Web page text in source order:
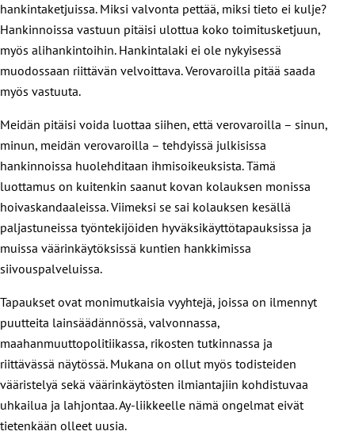
hankintaketjuissa. Miksi valvonta pettää, miksi tieto ei kulje?
Hankinnoissa vastuun pitäisi ulottua koko toimitusketjuun,
myös alihankintoihin. Hankintalaki ei ole nykyisessä
muodossaan riittävän velvoittava. Verovaroilla pitää saada
myös vastuuta.
Meidän pitäisi voida luottaa siihen, että verovaroilla – sinun,
minun, meidän verovaroilla – tehdyissä julkisissa
hankinnoissa huolehditaan ihmisoikeuksista. Tämä
luottamus on kuitenkin saanut kovan kolauksen monissa
hoivaskandaaleissa. Viimeksi se sai kolauksen kesällä
paljastuneissa työntekijöiden hyväksikäyttötapauksissa ja
muissa väärinkäytöksissä kuntien hankkimissa
siivouspalveluissa.
Tapaukset ovat monimutkaisia vyyhtejä, joissa on ilmennyt
puutteita lainsäädännössä, valvonnassa,
maahanmuuttopolitiikassa, rikosten tutkinnassa ja
riittävässä näytössä. Mukana on ollut myös todisteiden
vääristelyä sekä väärinkäytösten ilmiantajiin kohdistuvaa
uhkailua ja lahjontaa. Ay-liikkeelle nämä ongelmat eivät
tietenkään olleet uusia.